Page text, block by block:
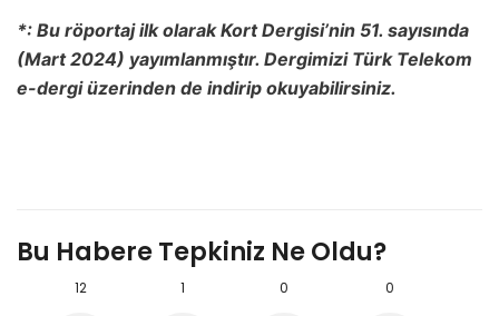
*: Bu röportaj ilk olarak Kort Dergisi’nin 51. sayısında
(Mart 2024) yayımlanmıştır. Dergimizi Türk Telekom
e-dergi üzerinden de indirip okuyabilirsiniz.
Bu Habere Tepkiniz Ne Oldu?
12 1 0 0